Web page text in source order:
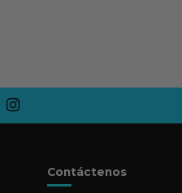
Contáctenos